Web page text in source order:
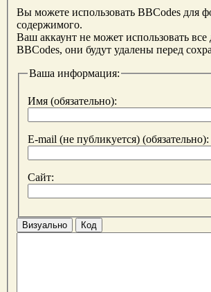
Вы можете использовать BBCodes для
содержимого.
Ваш аккаунт не может использовать
BBCodes, они будут удалены перед
Ваша информация:
Имя (обязательно):
E-mail (не публикуется) (обязательно):
Сайт:
Визуально Код